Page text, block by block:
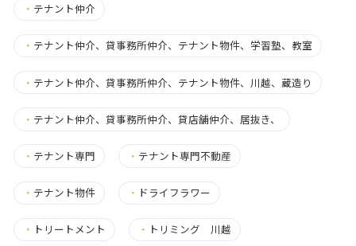
・ テナント仲介
・ テナント仲介、貸事務所仲介、テナント物件、学習塾、教室
・ テナント仲介、貸事務所仲介、テナント物件、川越、蔵造り
・ テナント仲介、貸事務所仲介、貸店舗仲介、居抜き、
・ テナント専門 ・ テナント専門不動産
・ テナント物件 ・ ドライフラワー
・ トリートメント ・ トリミング 川越